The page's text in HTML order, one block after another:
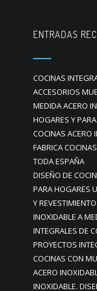
ENTRADAS
COCINAS
ACCESORIOS
MEDIDA ACERO
HOGARES Y
COCINAS ACERO
FABRICA
TODA ESPAÑA
DISEÑO DE
PARA HOGARES
Y
INOXIDABLE A
INTEGRALES DE
PROYECTOS
COCINAS CON
ACERO
INOXIDABLE.